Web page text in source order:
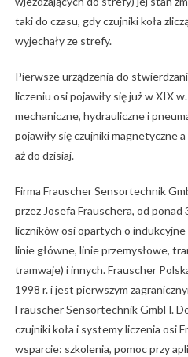
taki do czasu, gdy czujniki koła
wyjechały ze strefy.
Pierwsze urządzenia do
liczeniu osi pojawiły się już w XIX
mechaniczne, hydrauliczne i
pojawiły się czujniki magnetyczne
aż do dzisiaj.
Firma Frauscher Sensortechnik
przez Josefa Frauschera, od ponad
liczników osi opartych o indukcyjne
linie główne, linie przemysłowe,
tramwaje) i innych. Frauscher
1998 r. i jest pierwszym
Frauscher Sensortechnik GmbH.
czujniki koła i systemy liczenia osi
wsparcie: szkolenia, pomoc przy